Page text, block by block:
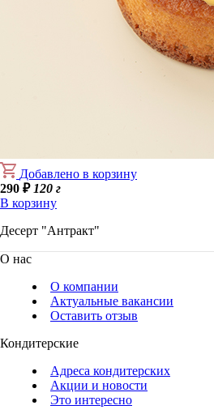
Добавлено в корзину
290 ₽ 120 г
В корзину
Десерт "Антракт"
О нас
О компании
Актуальные вакансии
Оставить отзыв
Кондитерские
Адреса кондитерских
Акции и новости
Это интересно